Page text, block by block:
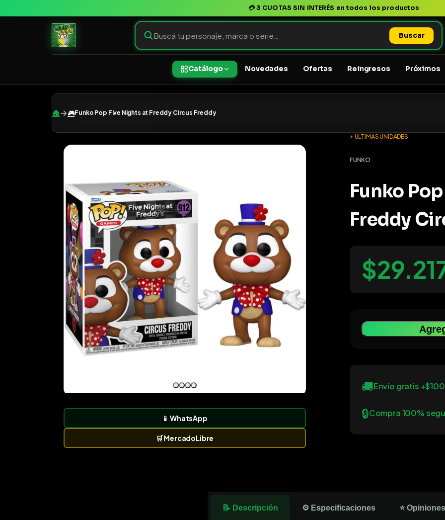
💳3 CUOTAS SIN INTERÉS en todos los productos
Buscar
Catálogo Novedades Ofertas Reingresos Próximos
🏠 →🎮Funko Pop Five Nights at Freddy Circus Freddy
📱WhatsApp
🛒MercadoLibre
⚡ ÚLTIMAS UNIDADES
FUNKO
Funko
Freddy
🚚Envío gratis
🔒Compra 100%
📝 Descripción ⚙️ Especificaciones ⭐ Opiniones